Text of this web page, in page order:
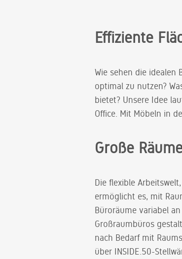
Effiziente
Wie sehen die idealen
optimal zu nutzen?
bietet? Unsere Idee
Office. Mit Möbeln in
Große
Die flexible
ermöglicht es, mit
Büroräume variabel
Großraumbüros
nach Bedarf mit
über INSIDE.50-